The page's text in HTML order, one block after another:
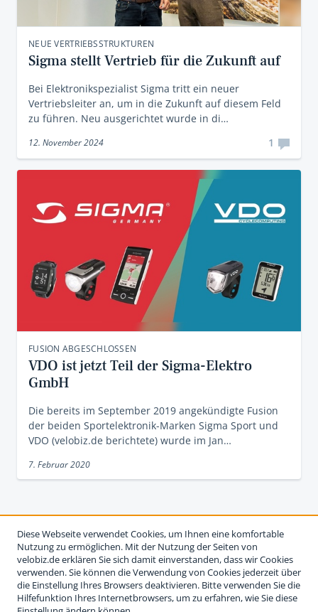
NEUE VERTRIEBSSTRUKTUREN
Sigma stellt Vertrieb für die Zukunft auf
Bei Elektronikspezialist Sigma tritt ein neuer
Vertriebsleiter an, um in die Zukunft auf diesem Feld
zu führen. Neu ausgerichtet wurde in di…
12. November 2024 1
FUSION ABGESCHLOSSEN
VDO ist jetzt Teil der Sigma-Elektro
GmbH
Die bereits im September 2019 angekündigte Fusion
der beiden Sportelektronik-Marken Sigma Sport und
VDO (velobiz.de berichtete) wurde im Jan…
7. Februar 2020
Diese Webseite verwendet Cookies, um Ihnen eine komfortable
Nutzung zu ermöglichen. Mit der Nutzung der Seiten von
velobiz.de erklären Sie sich damit einverstanden, dass wir Cookies
verwenden. Sie können die Verwendung von Cookies jederzeit über
die Einstellung Ihres Browsers deaktivieren. Bitte verwenden Sie die
Hilfefunktion Ihres Internetbrowsers, um zu erfahren, wie Sie diese